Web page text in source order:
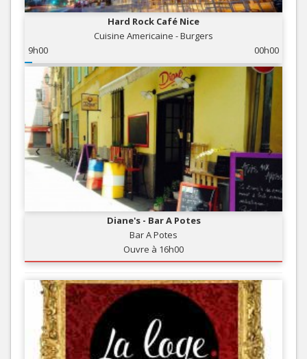
Hard Rock Café Nice
Cuisine Americaine - Burgers
9h00
00h00
Diane's - Bar A Potes
Bar A Potes
Ouvre à 16h00